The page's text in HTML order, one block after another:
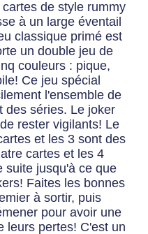
de style rummy
à un large éventail
classique primé est
un double jeu de
couleurs : pique,
Ce jeu spécial
l'ensemble de
des séries. Le joker
rester vigilants! Le
et les 3 sont des
cartes et les 4
suite jusqu'à ce que
Faites les bonnes
à sortir, puis
pour avoir une
leurs pertes! C'est un